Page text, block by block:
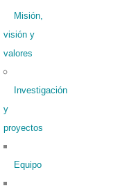
Misión,
visión y
valores
Investigación
y
proyectos
Equipo